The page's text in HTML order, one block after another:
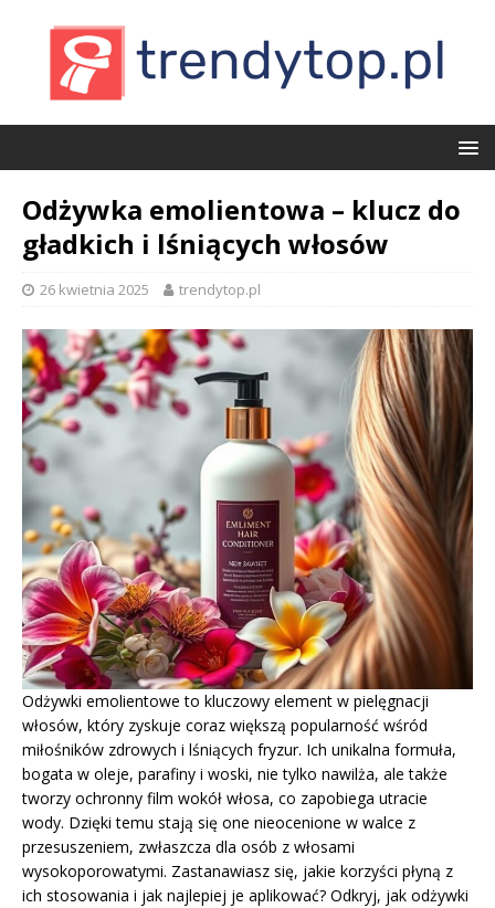
Odżywka emolientowa – klucz do
gładkich i lśniących włosów
26 kwietnia 2025 trendytop.pl
Odżywki emolientowe to kluczowy element w pielęgnacji
włosów, który zyskuje coraz większą popularność wśród
miłośników zdrowych i lśniących fryzur. Ich unikalna formuła,
bogata w oleje, parafiny i woski, nie tylko nawilża, ale także
tworzy ochronny film wokół włosa, co zapobiega utracie
wody. Dzięki temu stają się one nieocenione w walce z
przesuszeniem, zwłaszcza dla osób z włosami
wysokoporowatymi. Zastanawiasz się, jakie korzyści płyną z
ich stosowania i jak najlepiej je aplikować? Odkryj, jak odżywki